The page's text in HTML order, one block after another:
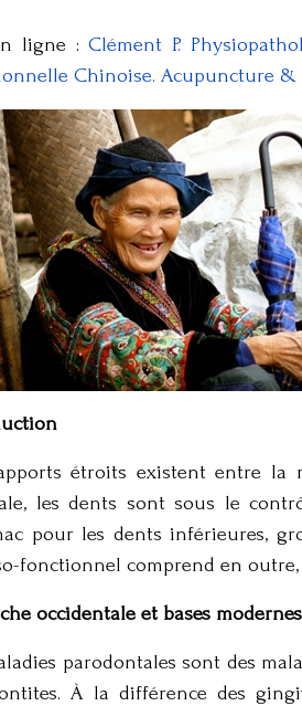
ligne :Clément P.
Chinoise. Acupuncture &
étroits existent entre la
les dents sont sous le
pour les dents inférieures,
fonctionnel comprend en
occidentale et bases modernes
parodontales sont des
À la différence des